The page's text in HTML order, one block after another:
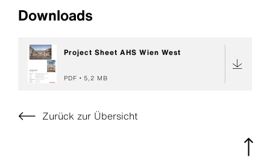
Downloads
Project Sheet AHS Wien West
PDF 5,2 MB
Zurück zur Übersicht